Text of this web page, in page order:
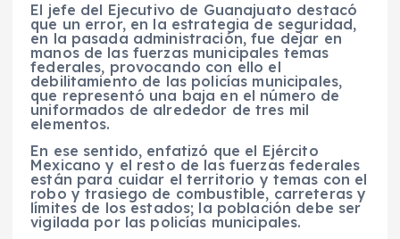
El jefe del Ejecutivo de Guanajuato destacó
que un error, en la estrategia de seguridad,
en la pasada administración, fue dejar en
manos de las fuerzas municipales temas
federales, provocando con ello el
debilitamiento de las policías municipales,
que representó una baja en el número de
uniformados de alrededor de tres mil
elementos.
En ese sentido, enfatizó que el Ejército
Mexicano y el resto de las fuerzas federales
están para cuidar el territorio y temas con el
robo y trasiego de combustible, carreteras y
límites de los estados; la población debe ser
vigilada por las policías municipales.